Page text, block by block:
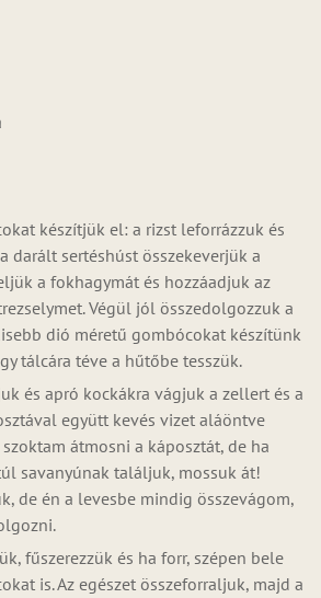
készítjük el: a rizst leforrázzuk és
darált sertéshúst összekeverjük a
a fokhagymát és hozzáadjuk az
Végül jól összedolgozzuk a
dió méretű gombócokat készítünk
tálcára téve a hűtőbe tesszük.
és apró kockákra vágjuk a zellert és a
együtt kevés vizet aláöntve
átmosni a káposztát, de ha
savanyúnak találjuk, mossuk át!
de én a levesbe mindig összevágom,
fűszerezzük és ha forr, szépen bele
is. Az egészet összeforraljuk, majd a